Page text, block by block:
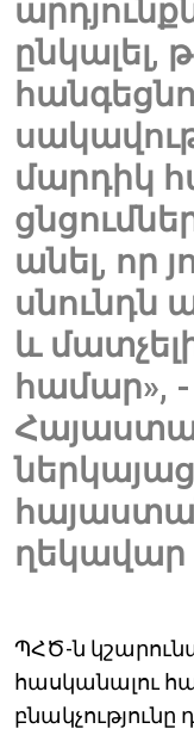
ընկալել,
մարդիկ
անել, որ
սնունդն
և
համար», -
ղեկավար
ՊՀԾ-ն
հասկանալու
բնակչությունը